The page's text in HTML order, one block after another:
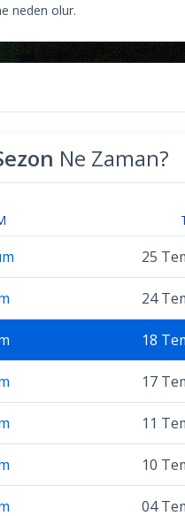
neden olur.
Ne Zaman?
25
24
18
17
11
10
04